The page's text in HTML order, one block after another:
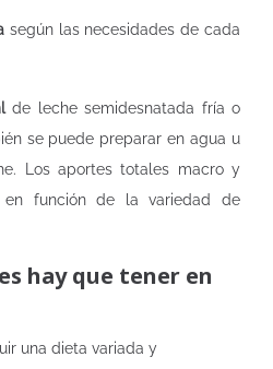
según las necesidades de cada
de leche semidesnatada fría o
se puede preparar en agua u
Los aportes totales macro y
en función de la variedad de
hay que tener en
una dieta variada y